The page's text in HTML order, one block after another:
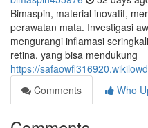
Bimaspin, material inovatif,
perawatan mata. Investigasi
mengurangi inflamasi
retina, yang bisa mendukung
https://
Comments
Who